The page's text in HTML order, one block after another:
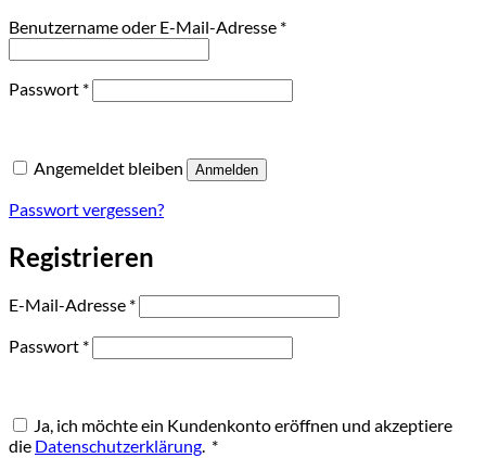
Benutzername oder E-Mail-Adresse *Erforderlich
Passwort *Erforderlich
Angemeldet bleiben Anmelden
Passwort vergessen?
Registrieren
E-Mail-Adresse *Erforderlich
Passwort *Erforderlich
Ja, ich möchte ein Kundenkonto eröffnen und akzeptiere
die Datenschutzerklärung *Erforderlich